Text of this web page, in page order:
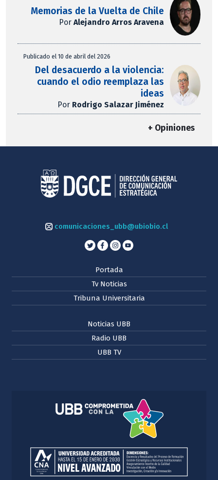
Memorias de la Vuelta de Chile
PorAlejandro Arros Aravena
Publicado el 10 de abril del 2026
Del desacuerdo a la violencia:
cuando el odio reemplaza las
ideas
Por Rodrigo Salazar Jiménez
+ Opiniones
comunicaciones_ubb@ubiobio.cl
Portada
Tv Noticias
Tribuna Universitaria
Noticias UBB
Radio UBB
UBB TV